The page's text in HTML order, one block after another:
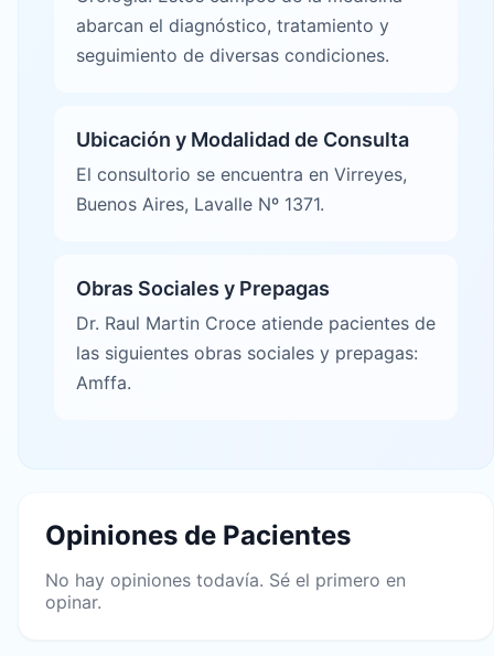
abarcan el diagnóstico, tratamiento y
seguimiento de diversas condiciones.
Ubicación y Modalidad de Consulta
El consultorio se encuentra en Virreyes,
Buenos Aires, Lavalle Nº 1371.
Obras Sociales y Prepagas
Dr. Raul Martin Croce atiende pacientes de
las siguientes obras sociales y prepagas:
Amffa.
Opiniones de Pacientes
No hay opiniones todavía. Sé el primero en
opinar.